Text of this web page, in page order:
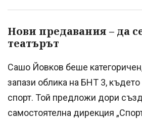
Нови предавания – да
театърът
Сашо Йовков беше
запази облика на БНТ 3,
спорт. Той предложи дори
самостоятелна дирекция